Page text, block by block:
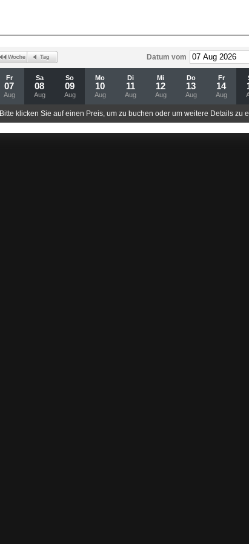
Datum vom
Fr
07
Aug
Sa
08
Aug
So
09
Aug
Mo
10
Aug
Di
11
Aug
Mi
12
Aug
Do
13
Aug
Fr
14
Aug
Bitte klicken Sie auf einen Preis, um zu buchen oder um weitere Details zu